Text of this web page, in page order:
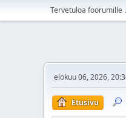
Tervetuloa foorumille .
elokuu 06, 2026,
Etusivu